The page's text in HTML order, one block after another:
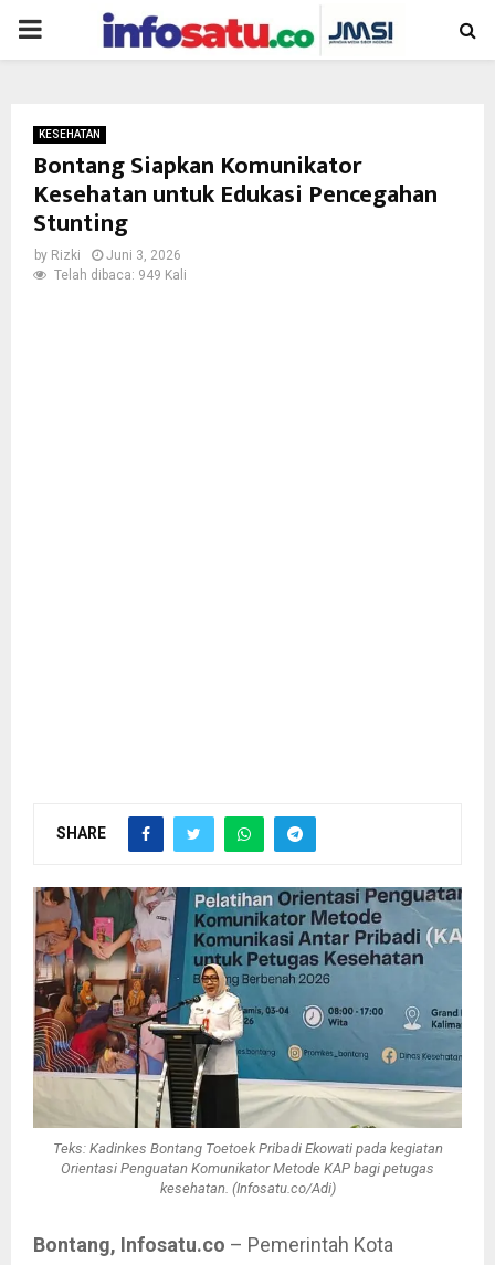
PRIMARY
KESEHATAN
Bontang Siapkan Komunikator
Kesehatan untuk Edukasi Pencegahan
Stunting
by Rizki
Juni 3, 2026
Telah dibaca: 949 Kali
SHARE
Teks: Kadinkes Bontang Toetoek Pribadi Ekowati pada kegiatan
Orientasi Penguatan Komunikator Metode KAP bagi petugas
kesehatan. (Infosatu.co/Adi)
Bontang, Infosatu.co – Pemerintah Kota